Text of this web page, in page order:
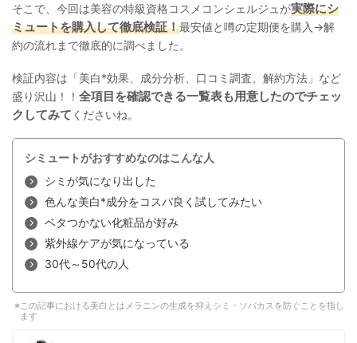
そこで、今回は美容の特級資格コスメコンシェルジュが実際にシ
ミュートを購入して徹底検証！最安値と噂の定期便を購入→解
約の流れまで徹底的に調べました。
検証内容は「美白*効果、成分分析、口コミ調査、解約方法」など
盛り沢山！！ 全項目を確認できる一覧表も用意したのでチェッ
クしてみて くださいね。
シミュートがおすすめなのはこんな人
シミが気になり出した
色んな美白*成分をコスパ良く試してみたい
ベタつかない化粧品が好み
紫外線ケアが気になっている
30代～50代の人
この記事における美白とはメラニンの生成を抑えシミ・ソバカスを防ぐことを指し
ます